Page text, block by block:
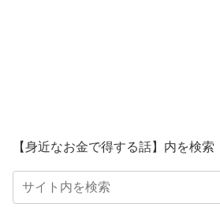
【身近なお金で得する話】内を検索